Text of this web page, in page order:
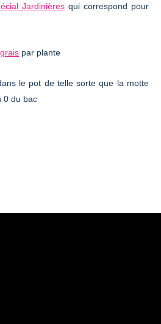
Jardinières qui correspond pour
par plante
le pot de telle sorte que la motte
0 du bac